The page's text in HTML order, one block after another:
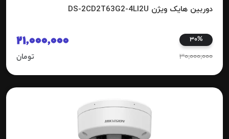
دوربین هایک ویژن DS-2CD2T63G2-4LI2U
30%
30,000,000
21,000,000
تومان